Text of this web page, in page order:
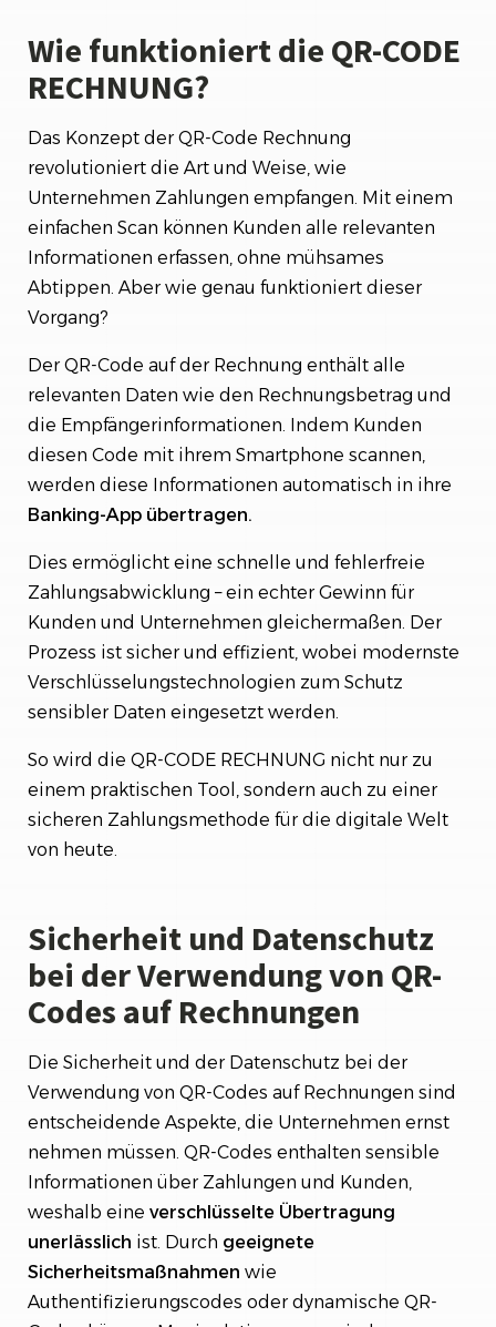
Wie funktioniert die QR-CODE
RECHNUNG?
Das Konzept der QR-Code Rechnung
revolutioniert die Art und Weise, wie
Unternehmen Zahlungen empfangen. Mit einem
einfachen Scan können Kunden alle relevanten
Informationen erfassen, ohne mühsames
Abtippen. Aber wie genau funktioniert dieser
Vorgang?
Der QR-Code auf der Rechnung enthält alle
relevanten Daten wie den Rechnungsbetrag und
die Empfängerinformationen. Indem Kunden
diesen Code mit ihrem Smartphone scannen,
werden diese Informationen automatisch in ihre
Banking-App übertragen.
Dies ermöglicht eine schnelle und fehlerfreie
Zahlungsabwicklung – ein echter Gewinn für
Kunden und Unternehmen gleichermaßen. Der
Prozess ist sicher und effizient, wobei modernste
Verschlüsselungstechnologien zum Schutz
sensibler Daten eingesetzt werden.
So wird die QR-CODE RECHNUNG nicht nur zu
einem praktischen Tool, sondern auch zu einer
sicheren Zahlungsmethode für die digitale Welt
von heute.
Sicherheit und Datenschutz
bei der Verwendung von QR-
Codes auf Rechnungen
Die Sicherheit und der Datenschutz bei der
Verwendung von QR-Codes auf Rechnungen sind
entscheidende Aspekte, die Unternehmen ernst
nehmen müssen. QR-Codes enthalten sensible
Informationen über Zahlungen und Kunden,
weshalb eine verschlüsselte Übertragung
unerlässlich ist. Durch geeignete
Sicherheitsmaßnahmen wie
Authentifizierungscodes oder dynamische QR-